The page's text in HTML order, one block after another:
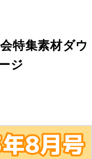
特集素材ダウ
ジ